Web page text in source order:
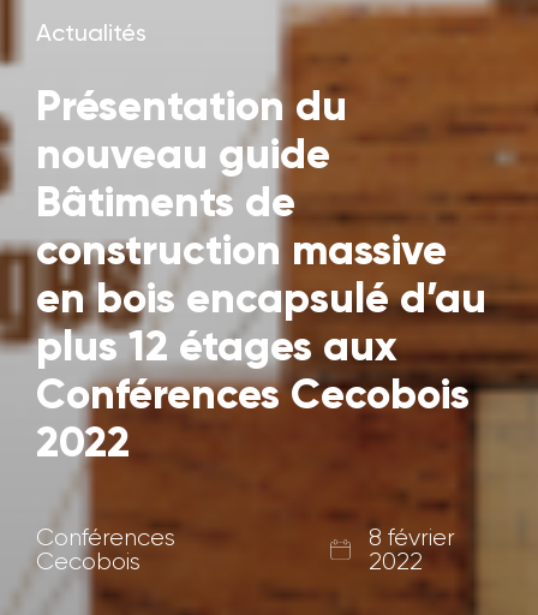
Actualités
Présentation du
nouveau guide
Bâtiments de
construction massive
en bois encapsulé d’au
plus 12 étages aux
Conférences Cecobois
2022
Conférences
Cecobois
8 février
2022